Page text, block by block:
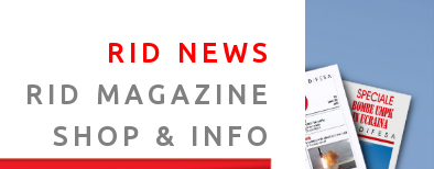
RID NEWS
RID MAGAZINE
SHOP & INFO